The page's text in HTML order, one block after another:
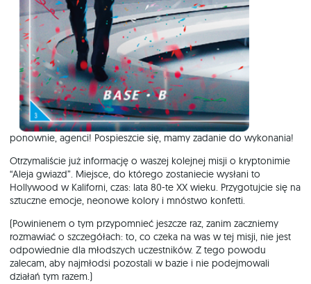
ponownie, agenci! Pospieszcie się, mamy zadanie do wykonania!
Otrzymaliście już informację o waszej kolejnej misji o kryptonimie
“Aleja gwiazd”. Miejsce, do którego zostaniecie wysłani to
Hollywood w Kaliforni, czas: lata 80-te XX wieku. Przygotujcie się na
sztuczne emocje, neonowe kolory i mnóstwo konfetti.
(Powinienem o tym przypomnieć jeszcze raz, zanim zaczniemy
rozmawiać o szczegółach: to, co czeka na was w tej misji, nie jest
odpowiednie dla młodszych uczestników. Z tego powodu
zalecam, aby najmłodsi pozostali w bazie i nie podejmowali
działań tym razem.)